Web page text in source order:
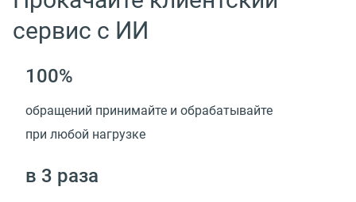
сервис с ИИ
100%
обращений принимайте и обрабатывайте
при любой нагрузке
в 3 раза